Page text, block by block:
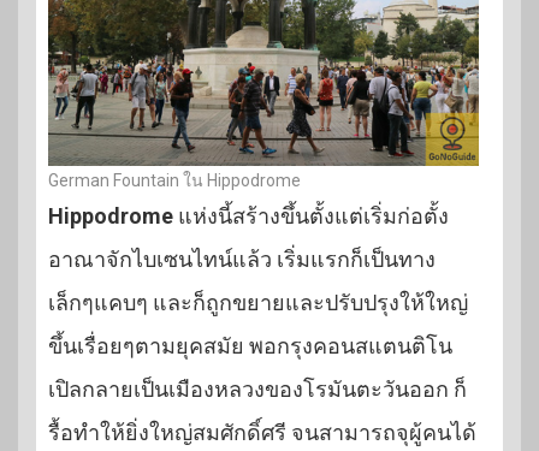
German Fountain ใน Hippodrome
Hippodrome แห่งนี้สร้างขึ้นตั้งแต่เริ่มก่อตั้ง
อาณาจักไบเซนไทน์แล้ว เริ่มแรกก็เป็นทาง
เล็กๆแคบๆ และก็ถูกขยายและปรับปรุงให้ใหญ่
ขึ้นเรื่อยๆตามยุคสมัย พอกรุงคอนสแตนติโน
เปิลกลายเป็นเมืองหลวงของโรมันตะวันออก ก็
รื้อทำให้ยิ่งใหญ่สมศักดิ์ศรี จนสามารถจุผู้คนได้